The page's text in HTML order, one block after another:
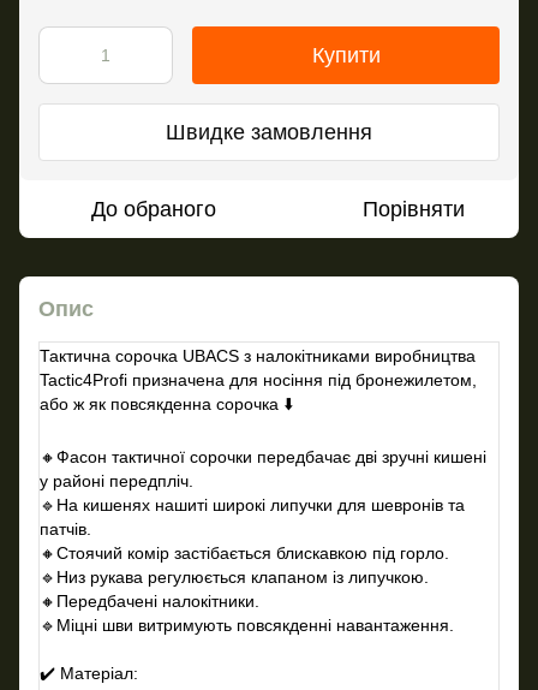
Купити
Швидке замовлення
До обраного Порівняти
Опис
Тактична сорочка UBACS з налокітниками виробництва
Tactic4Profi призначена для носіння під бронежилетом,
або ж як повсякденна сорочка ⬇
🔸Фасон тактичної сорочки передбачає дві зручні кишені
у районі передпліч.
🔹 На кишенях нашиті широкі липучки для шевронів та
патчів.
🔸Стоячий комір застібається блискавкою під горло.
🔹 Низ рукава регулюється клапаном із липучкою.
🔸 Передбачені налокітники.
🔹 Міцні шви витримують повсякденні навантаження.
✔ ️ Матеріал: